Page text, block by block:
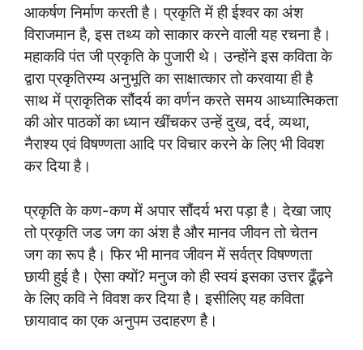
आकर्षण निर्माण करती है। प्रकृति में ही ईश्वर का अंश
विराजमान है, इस तथ्य को साकार करने वाली यह रचना है।
महाकवि पंत जी प्रकृति के पुजारी थे। उन्होंने इस कविता के
द्वारा प्रकृतिरम्य अनुभूति का साक्षात्कार तो करवाया ही है
साथ में प्राकृतिक सौंदर्य का वर्णन करते समय आध्यात्मिकता
की ओर पाठकों का ध्यान खींचकर उन्हें दुख, दर्द, व्यथा,
नैराश्य एवं विषण्णता आदि पर विचार करने के लिए भी विवश
कर दिया है।
प्रकृति के कण-कण में अपार सौंदर्य भरा पड़ा है। देखा जाए
तो प्रकृति जड जग का अंश है और मानव जीवन तो चेतन
जग का रूप है। फिर भी मानव जीवन में सर्वत्र विषण्णता
छायी हुई है। ऐसा क्यों? मनुज को ही स्वयं इसका उत्तर ढूँढ़ने
के लिए कवि ने विवश कर दिया है। इसीलिए यह कविता
छायावाद का एक अनुपम उदाहरण है।